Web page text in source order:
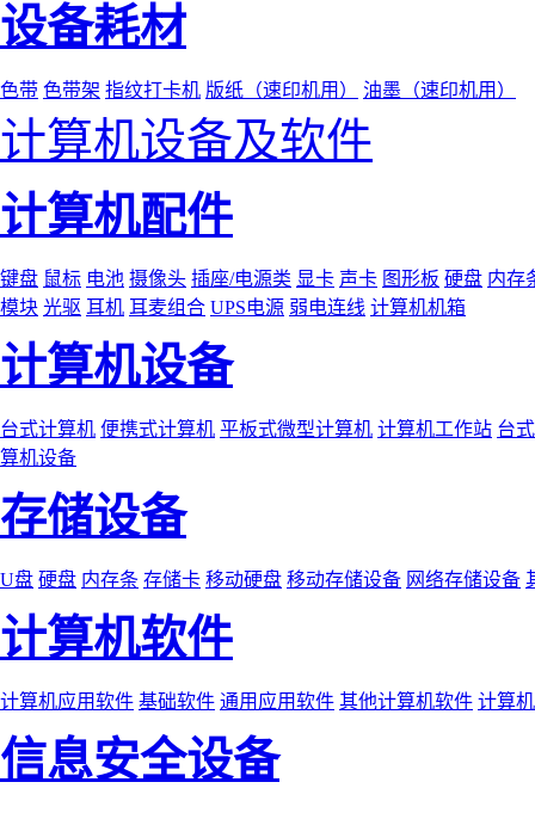
设备耗材
色带 色带架 指纹打卡机 版纸（速印机用） 油墨（速印机用）
计算机设备及软件
计算机配件
键盘 鼠标 电池 摄像头 插座/电源类 显卡 声卡 图形板 硬盘 内存
模块 光驱 耳机 耳麦组合 UPS电源 弱电连线 计算机机箱
计算机设备
台式计算机 便携式计算机 平板式微型计算机 计算机工作站 台
算机设备
存储设备
U盘 硬盘 内存条 存储卡 移动硬盘 移动存储设备 网络存储设备
计算机软件
计算机应用软件 基础软件 通用应用软件 其他计算机软件 计算
信息安全设备